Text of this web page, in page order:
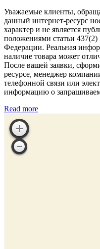
Уважаемые клиенты,
данный интернет-ресурс
характер и не является
положениями статьи 437(2)
Федерации. Реальная
наличие товара может
После вашей заявки,
ресурсе, менеджер
телефонной связи или
информацию о
Read more